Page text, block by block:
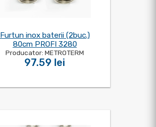
Furtun inox baterii (2buc.)
80cm PROFI 3280
Producator: METROTERM
97.59 lei